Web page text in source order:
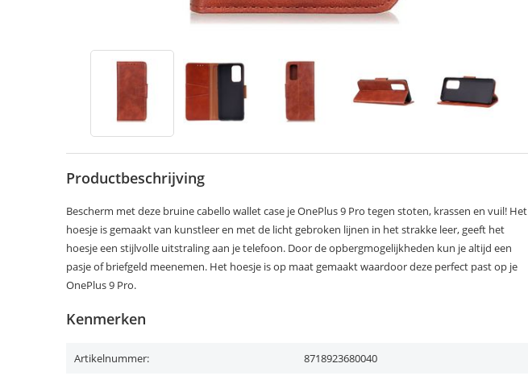
Productbeschrijving
Bescherm met deze bruine cabello wallet case je OnePlus 9 Pro tegen stoten, krassen en vuil! Het
hoesje is gemaakt van kunstleer en met de licht gebroken lijnen in het strakke leer, geeft het
hoesje een stijlvolle uitstraling aan je telefoon. Door de opbergmogelijkheden kun je altijd een
pasje of briefgeld meenemen. Het hoesje is op maat gemaakt waardoor deze perfect past op je
OnePlus 9 Pro.
Kenmerken
Artikelnummer: 8718923680040